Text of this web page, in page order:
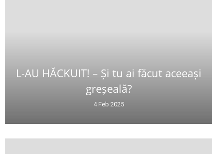
L-AU HĂCKUIT! – Și tu ai făcut aceeași
greșeală?
4 Feb 2025